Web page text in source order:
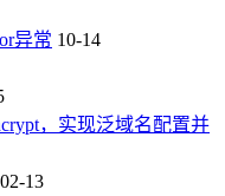
异常 10-14
，实现泛域名配置并
02-13